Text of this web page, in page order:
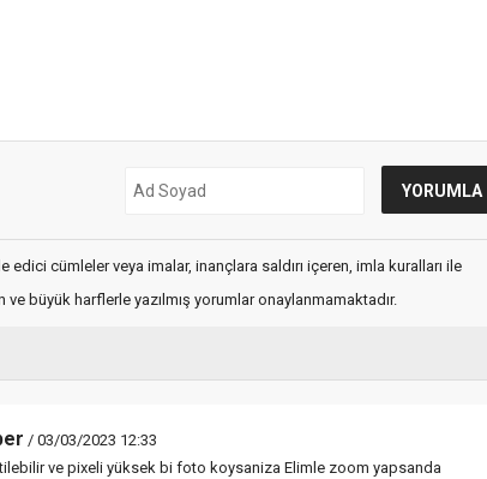
edici cümleler veya imalar, inançlara saldırı içeren, imla kuralları ile
ve büyük harflerle yazılmış yorumlar onaylanmamaktadır.
/ 03/03/2023 12:33
ve pixeli yüksek bi foto koysaniza Elimle zoom yapsanda